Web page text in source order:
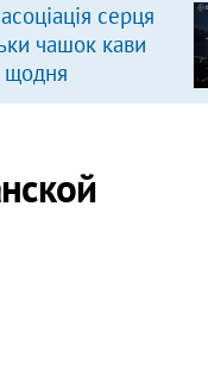
серця
чашок кави
щодня